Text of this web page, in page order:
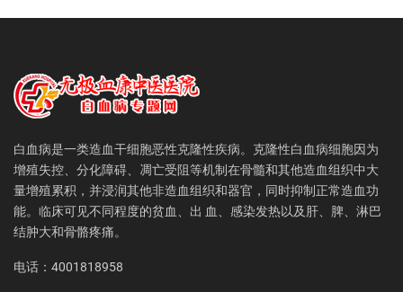
白血病是一类造血干细胞恶性克隆性疾病。克隆性白血病细胞因为
增殖失控、分化障碍、凋亡受阻等机制在骨髓和其他造血组织中大
量增殖累积，并浸润其他非造血组织和器官，同时抑制正常造血功
能。临床可见不同程度的贫血、出 血、感染发热以及肝、脾、淋巴
结肿大和骨骼疼痛。
电话：4001818958